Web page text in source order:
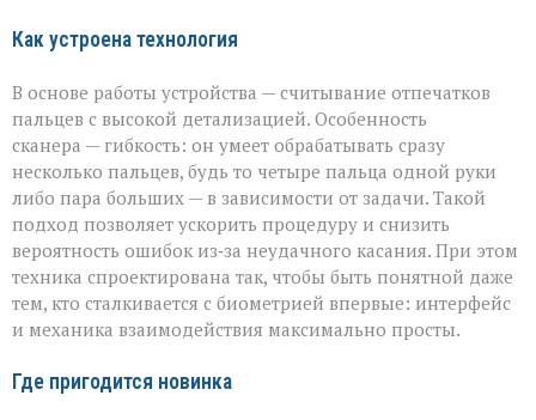
Как устроена технология
В основе работы устройства — считывание отпечатков
пальцев с высокой детализацией. Особенность
сканера — гибкость: он умеет обрабатывать сразу
несколько пальцев, будь то четыре пальца одной руки
либо пара больших — в зависимости от задачи. Такой
подход позволяет ускорить процедуру и снизить
вероятность ошибок из‑за неудачного касания. При этом
техника спроектирована так, чтобы быть понятной даже
тем, кто сталкивается с биометрией впервые: интерфейс
и механика взаимодействия максимально просты.
Где пригодится новинка